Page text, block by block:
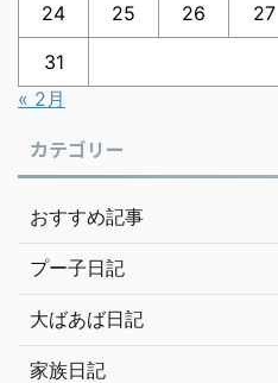
24 25 26 27
31
« 2月
カテゴリー
おすすめ記事
プー子日記
大ばあば日記
家族日記